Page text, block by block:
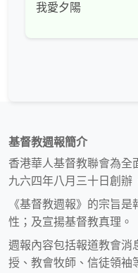
我愛夕陽
基督教週報簡介
香港華人基督教聯會為全
九六四年八月三十日創辦
《基督教週報》的宗旨
性；及宣揚基督教真理。
週報內容包括報道教會消
授、教會牧師、信徒領